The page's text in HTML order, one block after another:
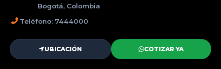
Bogotá, Colombia
Teléfono: 7444000
UBICACIÓN COTIZAR YA